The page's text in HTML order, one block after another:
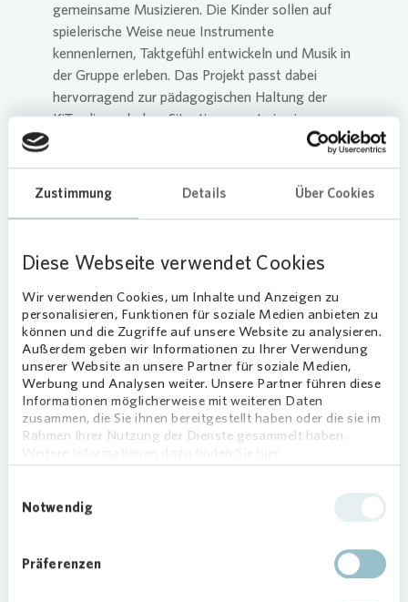
Zustimmung Details Über Cookies
Diese Webseite verwendet Cookies
Wir verwenden Cookies, um Inhalte und Anzeigen zu
personalisieren, Funktionen für soziale Medien anbieten zu
können und die Zugriffe auf unsere Website zu analysieren.
Außerdem geben wir Informationen zu Ihrer Verwendung
unserer Website an unsere Partner für soziale Medien,
Werbung und Analysen weiter. Unsere Partner führen diese
Informationen möglicherweise mit weiteren Daten
zusammen, die Sie ihnen bereitgestellt haben oder die sie im
Rahmen Ihrer Nutzung der Dienste gesammelt haben.
Notwendig
Präferenzen
gemeinsame Musizieren. Die Kinder sollen auf
spielerische Weise neue Instrumente
kennenlernen, Taktgefühl entwickeln und Musik in
der Gruppe erleben. Das Projekt passt dabei
hervorragend zur pädagogischen Haltung der
KiTa, die nach dem Situationsansatz in einem
offenen Konzept arbeitet und Partizipation sowie
pädagogischen Fachkräfte legen dabei großen
Wert darauf, dass Kinder eigenaktiv und
bringt seinen eigenen Rhythmus mit ein.
„Die Kinder haben die Möglichkeit, Musik und
Rhythmus auf spielerische Weise zu entdecken,
mehr über die verschiedenen Kulturen, Tiere und
Länder Afrikas zu erfahren und vor allem zu
erleben, was sie gemeinsam gestalten und
schaffen können. Dieses Projekt stärkt nicht nur
musikalische Fähigkeiten, sondern auch
„Musik ist ein Tor zur Welt. Unser Trommelprojekt
einzubringen und gemeinsam etwas Einzigartiges
zu schaffen.“